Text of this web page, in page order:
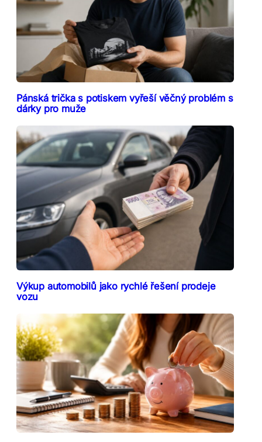
Pánská trička s potiskem vyřeší věčný problém s
dárky pro muže
Výkup automobilů jako rychlé řešení prodeje
vozu